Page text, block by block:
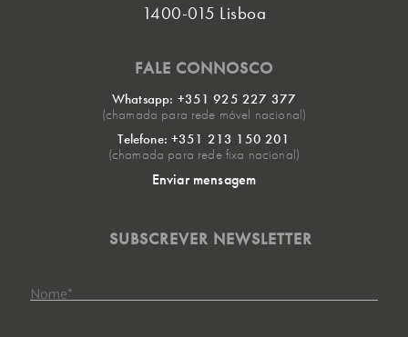
1400-015 Lisboa
FALE CONNOSCO
Whatsapp: +351 925 227 377
(chamada para rede móvel nacional)
Telefone: +351 213 150 201
(chamada para rede fixa nacional)
Enviar mensagem
SUBSCREVER NEWSLETTER
Nome*